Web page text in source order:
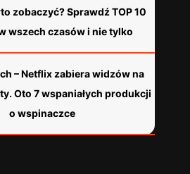
zobaczyć? Sprawdź TOP 10
wszech czasów i nie tylko
– Netflix zabiera widzów na
Oto 7 wspaniałych produkcji
o wspinaczce